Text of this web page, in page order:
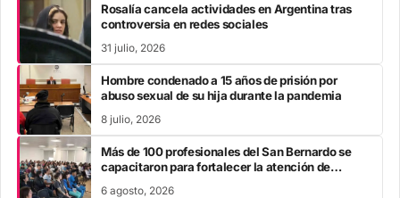
Rosalía cancela actividades en Argentina tras
controversia en redes sociales
31 julio, 2026
Hombre condenado a 15 años de prisión por
abuso sexual de su hija durante la pandemia
8 julio, 2026
Más de 100 profesionales del San Bernardo se
capacitaron para fortalecer la atención de
6 agosto, 2026